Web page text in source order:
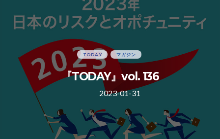
TODAY マガジン
『TODAY』vol. 136
2023-01-31